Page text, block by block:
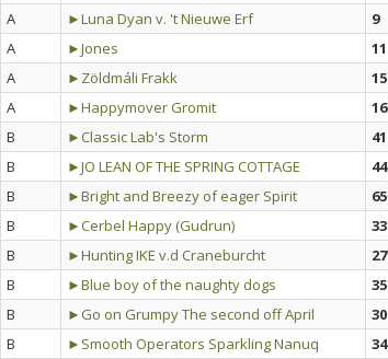
A
►Luna Dyan v. 't Nieuwe Erf 9
A
►Jones 11
A
►Zöldmáli Frakk 15
A
►Happymover Gromit 16
B
►Classic Lab's Storm 41
B
►JO LEAN OF THE SPRING COTTAGE 44
B
►Bright and Breezy of eager Spirit 65
B
►Cerbel Happy (Gudrun) 33
B
►Hunting IKE v.d Craneburcht 27
B
►Blue boy of the naughty dogs 35
B
►Go on Grumpy The second off April 30
B
►Smooth Operators Sparkling Nanuq 34